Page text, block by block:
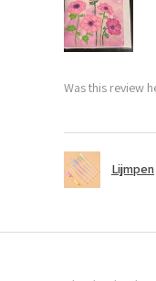
Was this review
Lijmpen